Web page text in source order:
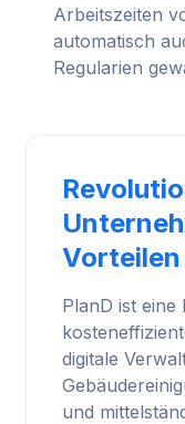
Arbeitszeiten
automatisch
Regularien
PlanD ist
digitale
und